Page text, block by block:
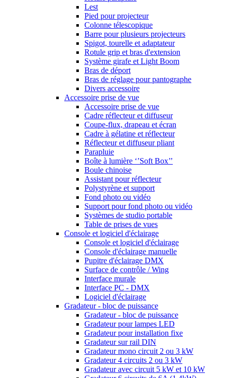
Lest
Pied pour projecteur
Colonne télescopique
Barre pour plusieurs projecteurs
Spigot, tourelle et adaptateur
Rotule grip et bras d'extension
Système girafe et Light Boom
Bras de déport
Bras de réglage pour pantographe
Divers accessoire
Accessoire prise de vue
Accessoire prise de vue
Cadre réflecteur et diffuseur
Coupe-flux, drapeau et écran
Cadre à gélatine et réflecteur
Réflecteur et diffuseur pliant
Parapluie
Boîte à lumière ‘’Soft Box’’
Boule chinoise
Assistant pour réflecteur
Polystyrène et support
Fond photo ou vidéo
Support pour fond photo ou vidéo
Systèmes de studio portable
Table de prises de vues
Console et logiciel d'éclairage
Console et logiciel d'éclairage
Console d'éclairage manuelle
Pupitre d'éclairage DMX
Surface de contrôle / Wing
Interface murale
Interface PC - DMX
Logiciel d'éclairage
Gradateur - bloc de puissance
Gradateur - bloc de puissance
Gradateur pour lampes LED
Gradateur pour installation fixe
Gradateur sur rail DIN
Gradateur mono circuit 2 ou 3 kW
Gradateur 4 circuits 2 ou 3 kW
Gradateur avec circuit 5 kW et 10 kW